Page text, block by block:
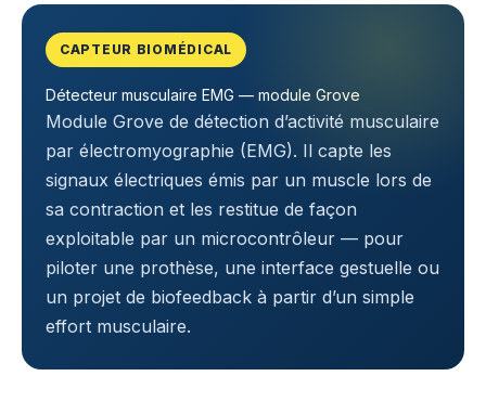
CAPTEUR BIOMÉDICAL
Détecteur musculaire EMG — module Grove
Module Grove de détection d’activité musculaire
par électromyographie (EMG). Il capte les
signaux électriques émis par un muscle lors de
sa contraction et les restitue de façon
exploitable par un microcontrôleur — pour
piloter une prothèse, une interface gestuelle ou
un projet de biofeedback à partir d’un simple
effort musculaire.